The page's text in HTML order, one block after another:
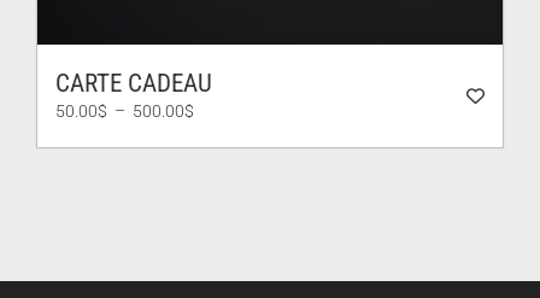
CARTE CADEAU
50.00$ – 500.00$